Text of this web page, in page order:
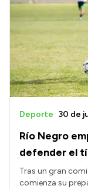
Río Negro
defender el
Deporte 30 de
Tras un gran
comienza su